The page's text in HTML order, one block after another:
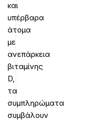
και
υπέρβαρα
άτομα
με
ανεπάρκεια
βιταμίνης
D,
τα
συμπληρώματα
συμβάλουν